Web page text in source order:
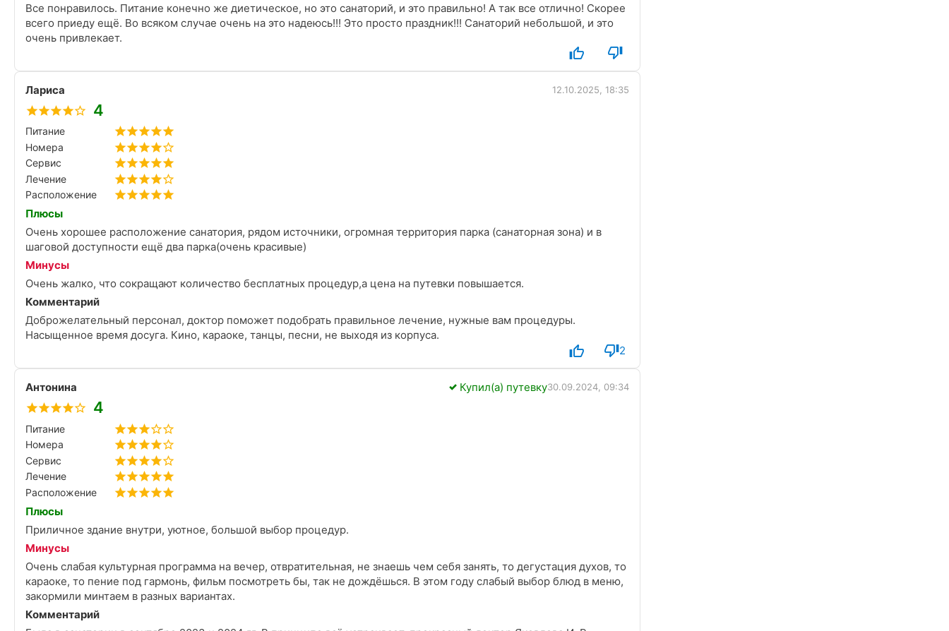
Все понравилось. Питание конечно же диетическое, но это санаторий, и это правильно! А так все отлично! Скорее
всего приеду ещё. Во всяком случае очень на это надеюсь!!! Это просто праздник!!! Санаторий небольшой, и это
очень привлекает.
Лариса 12.10.2025, 18:35
4
Питание
Номера
Сервис
Лечение
Расположение
Плюсы
Очень хорошее расположение санатория, рядом источники, огромная территория парка (санаторная зона) и в
шаговой доступности ещё два парка(очень красивые)
Минусы
Очень жалко, что сокращают количество бесплатных процедур,а цена на путевки повышается.
Комментарий
Доброжелательный персонал, доктор поможет подобрать правильное лечение, нужные вам процедуры.
Насыщенное время досуга. Кино, караоке, танцы, песни, не выходя из корпуса.
2
Антонина Купил(а) путевку30.09.2024, 09:34
4
Питание
Номера
Сервис
Лечение
Расположение
Плюсы
Приличное здание внутри, уютное, большой выбор процедур.
Минусы
Очень слабая культурная программа на вечер, отвратительная, не знаешь чем себя занять, то дегустация духов, то
караоке, то пение под гармонь, фильм посмотреть бы, так не дождёшься. В этом году слабый выбор блюд в меню,
закормили минтаем в разных вариантах.
Комментарий